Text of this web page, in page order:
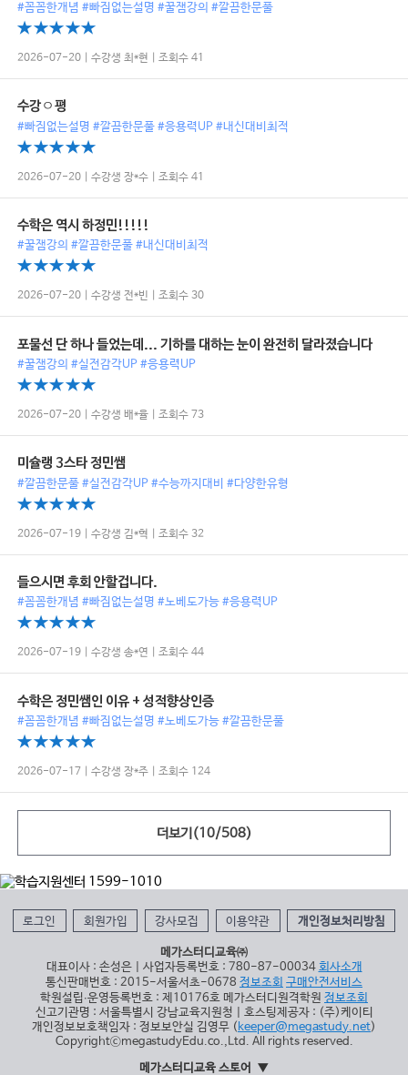
#꼼꼼한개념 #빠짐없는설명 #꿀잼강의 #깔끔한문풀
2026-07-20 | 수강생 최*현 | 조회수 41
수강ㅇ평
#빠짐없는설명 #깔끔한문풀 #응용력UP #내신대비최적
2026-07-20 | 수강생 장*수 | 조회수 41
수학은 역시 하정민!!!!!
#꿀잼강의 #깔끔한문풀 #내신대비최적
2026-07-20 | 수강생 전*빈 | 조회수 30
포물선 단 하나 들었는데... 기하를 대하는 눈이 완전히 달라졌습니다
#꿀잼강의 #실전감각UP #응용력UP
2026-07-20 | 수강생 배*율 | 조회수 73
미슐랭 3스타 정민쌤
#깔끔한문풀 #실전감각UP #수능까지대비 #다양한유형
2026-07-19 | 수강생 김*혁 | 조회수 32
들으시면 후회 안할겁니다.
#꼼꼼한개념 #빠짐없는설명 #노베도가능 #응용력UP
2026-07-19 | 수강생 송*연 | 조회수 44
수학은 정민쌤인 이유 + 성적향상인증
#꼼꼼한개념 #빠짐없는설명 #노베도가능 #깔끔한문풀
2026-07-17 | 수강생 장*주 | 조회수 124
더보기(10/508)
로그인 회원가입 강사모집 이용약관 개인정보처리방침
메가스터디교육㈜
대표이사 : 손성은 | 사업자등록번호 : 780-87-00034 회사소개
통신판매번호 : 2015-서울서초-0678 정보조회 구매안전서비스
학원설립∙운영등록번호 : 제10176호 메가스터디원격학원 정보조회
신고기관명 : 서울특별시 강남교육지원청 | 호스팅제공자 : (주)케이티
개인정보보호책임자 : 정보보안실 김영무 ( keeper@megastudy.net)
CopyrightⓒmegastudyEdu.co.,Ltd. All rights reserved.
메가스터디교육 스토어